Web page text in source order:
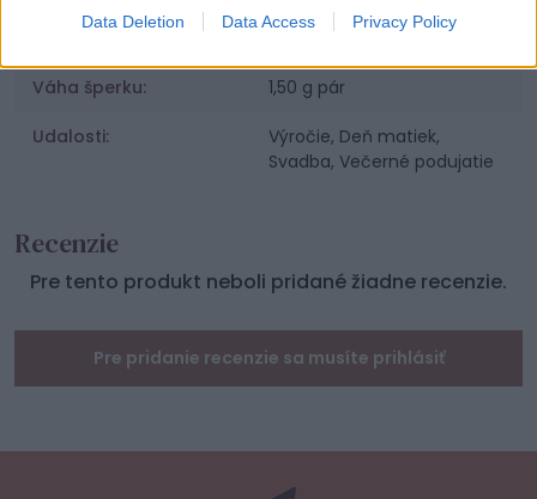
Data Deletion Data Access Privacy Policy
Osadenie:
Kubické Zirkóny,
Sladkovodná perla
Váha šperku: 1,50 g pár
Udalosti:
Výročie, Deň matiek,
Svadba, Večerné podujatie
Recenzie
Pre tento produkt neboli pridané žiadne recenzie.
Pre pridanie recenzie sa musíte prihlásiť